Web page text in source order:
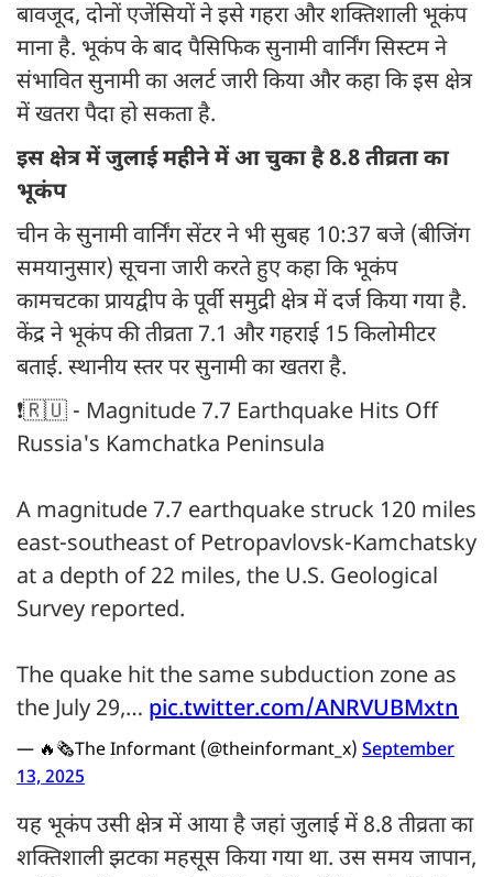
बावजूद, दोनों एजेंसियों ने इसे गहरा और शक्तिशाली भूकंप
माना है. भूकंप के बाद पैसिफिक सुनामी वार्निंग सिस्टम ने
संभावित सुनामी का अलर्ट जारी किया और कहा कि इस क्षेत्र
में खतरा पैदा हो सकता है.
इस क्षेत्र में जुलाई महीने में आ चुका है 8.8 तीव्रता का
भूकंप
चीन के सुनामी वार्निंग सेंटर ने भी सुबह 10:37 बजे (बीजिंग
समयानुसार) सूचना जारी करते हुए कहा कि भूकंप
कामचटका प्रायद्वीप के पूर्वी समुद्री क्षेत्र में दर्ज किया गया है.
केंद्र ने भूकंप की तीव्रता 7.1 और गहराई 15 किलोमीटर
बताई. स्थानीय स्तर पर सुनामी का खतरा है.
❗️🇷🇺 - Magnitude 7.7 Earthquake Hits Off
Russia's Kamchatka Peninsula
A magnitude 7.7 earthquake struck 120 miles
east-southeast of Petropavlovsk-Kamchatsky
at a depth of 22 miles, the U.S. Geological
Survey reported.
The quake hit the same subduction zone as
the July 29,… pic.twitter.com/ANRVUBMxtn
— 🔥🗞The Informant (@theinformant_x) September
13, 2025
यह भूकंप उसी क्षेत्र में आया है जहां जुलाई में 8.8 तीव्रता का
शक्तिशाली झटका महसूस किया गया था. उस समय जापान,